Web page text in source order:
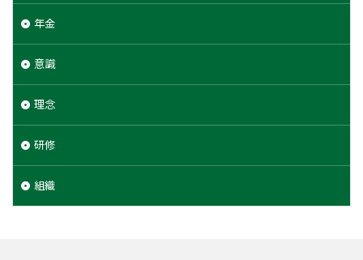
年金
意識
理念
研修
組織